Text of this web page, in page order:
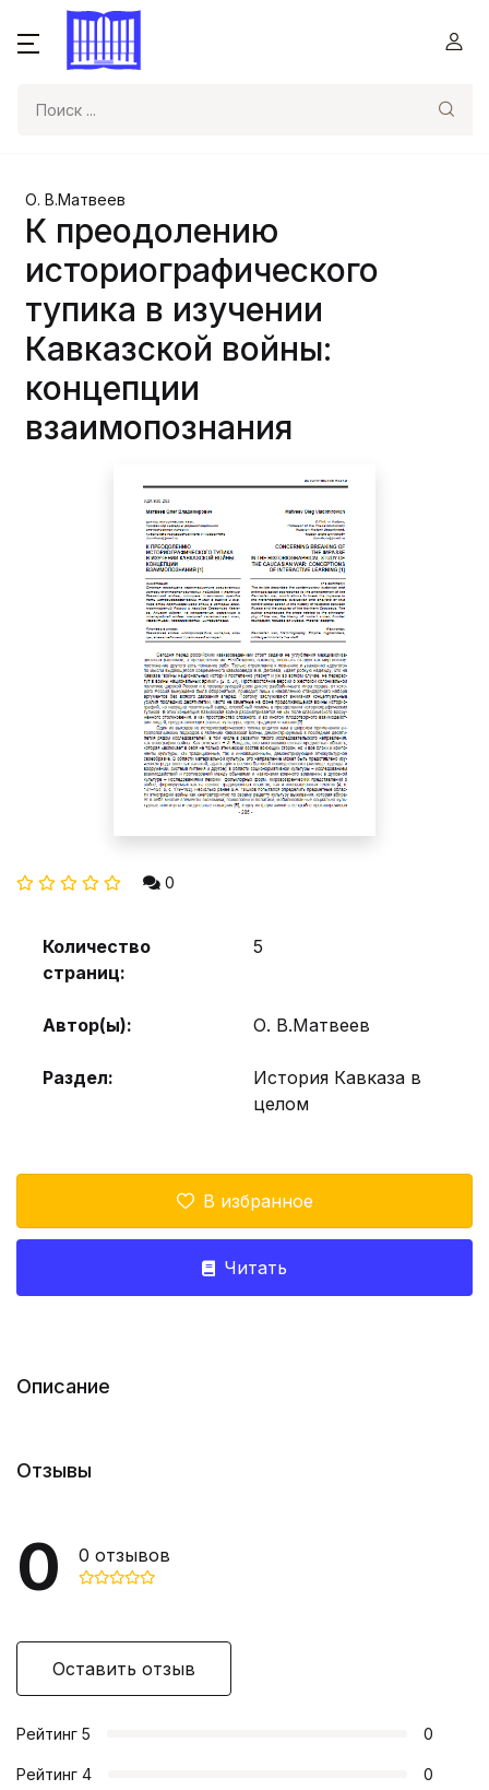
О. В.Матвеев
К преодолению
историографического
тупика в изучении
Кавказской войны:
концепции
взаимопознания
0
Количество
страниц:
5
Автор(ы): О. В.Матвеев
Раздел:
История Кавказа в
целом
В избранное
Читать
Описание
Отзывы
0 0 отзывов
Оставить отзыв
Рейтинг 5 0
Рейтинг 4 0